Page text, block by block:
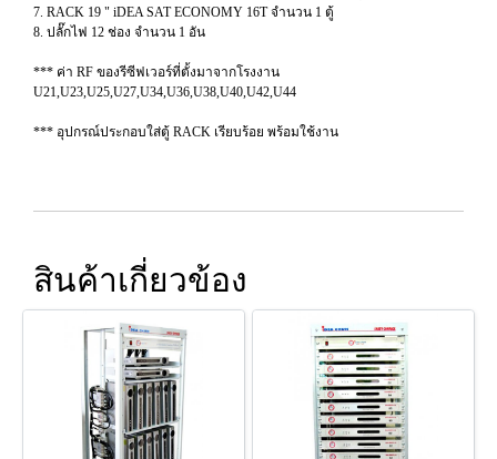
7. RACK 19 " iDEA SAT ECONOMY 16T จำนวน 1 ตู้
8. ปลั๊กไฟ 12 ช่อง จำนวน 1 อัน
*** ค่า RF ของรีซีฟเวอร์ที่ตั้งมาจากโรงงาน
U21,U23,U25,U27,U34,U36,U38,U40,U42,U44
*** อุปกรณ์ประกอบใส่ตู้ RACK เรียบร้อย พร้อมใช้งาน
สินค้าเกี่ยวข้อง